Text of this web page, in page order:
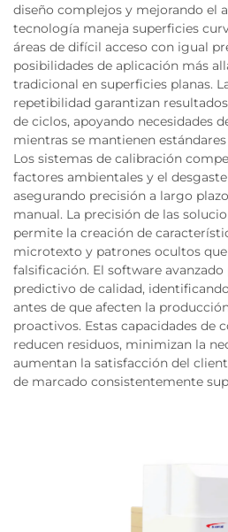
diseño complejos y mejorando el
tecnología maneja superficies
áreas de difícil acceso con igual
posibilidades de aplicación más
tradicional en superficies planas.
repetibilidad garantizan
de ciclos, apoyando necesidades
mientras se mantienen
Los sistemas de calibración
factores ambientales y el
asegurando precisión a largo
manual. La precisión de las
permite la creación de
microtexto y patrones ocultos
falsificación. El software
predictivo de calidad,
antes de que afecten la
proactivos. Estas capacidades de
reducen residuos, minimizan la
aumentan la satisfacción del
de marcado consistentemente